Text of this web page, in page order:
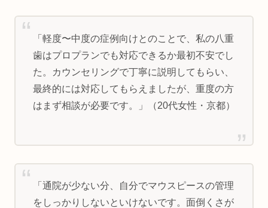
「軽度〜中度の症例向けとのことで、私の八重
歯はプロプランでも対応できるか最初不安でし
た。カウンセリングで丁寧に説明してもらい、
最終的には対応してもらえましたが、重度の方
はまず相談が必要です。」（20代女性・京都）
「通院が少ない分、自分でマウスピースの管理
をしっかりしないといけないです。面倒くさが